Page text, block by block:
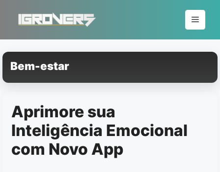
conteúdo
Menu
Bem-estar
Aprimore sua
Inteligência Emocional
com Novo App